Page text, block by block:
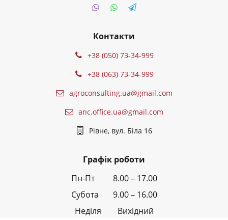
Контакти
+38 (050) 73-34-999
+38 (063) 73-34-999
agroconsulting.ua@gmail.com
anc.office.ua@gmail.com
Рівне, вул. Біла 16
Графік роботи
Пн-Пт 8.00 – 17.00
Субота 9.00 – 16.00
Неділя Вихідний